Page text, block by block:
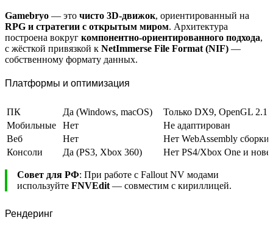
Gamebryo — это чисто 3D-движок, ориентированный на
RPG и стратегии с открытым миром. Архитектура
построена вокруг компонентно-ориентированного подхода,
с жёсткой привязкой к NetImmerse File Format (NIF) —
собственному формату данных.
Платформы и оптимизация
ПК Да (Windows, macOS)
Только DX9, OpenGL 2.1
Мобильные
Нет
Не адаптирован
Веб
Нет
Нет WebAssembly сборки
Консоли
Да (PS3, Xbox 360) Нет PS4/Xbox One и
Совет для РФ: При работе с Fallout NV модами
используйте FNVEdit — совместим с кириллицей.
Рендеринг